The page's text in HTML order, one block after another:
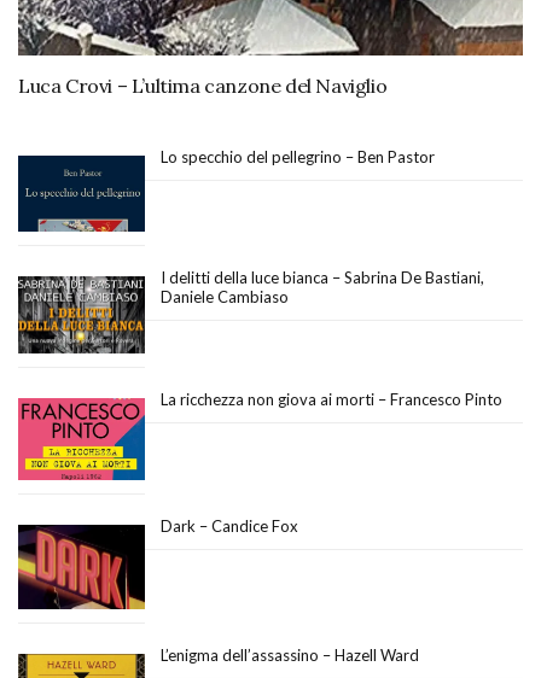
Luca Crovi – L’ultima canzone del Naviglio
Lo specchio del pellegrino – Ben Pastor
I delitti della luce bianca – Sabrina De Bastiani,
Daniele Cambiaso
La ricchezza non giova ai morti – Francesco Pinto
Dark – Candice Fox
L’enigma dell’assassino – Hazell Ward